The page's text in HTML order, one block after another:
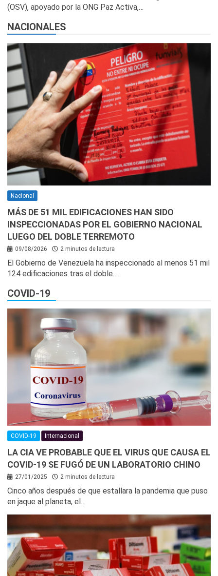
(OSV), apoyado por la ONG Paz Activa,…
NACIONALES
Nacional
MÁS DE 51 MIL EDIFICACIONES HAN SIDO
INSPECCIONADAS POR EL GOBIERNO NACIONAL
LUEGO DEL DOBLE TERREMOTO
09/08/2026 2 minutos de lectura
El Gobierno de Venezuela ha inspeccionado al menos 51 mil
124 edificaciones tras el doble…
COVID-19
COVID-19 Internacional
LA CIA VE PROBABLE QUE EL VIRUS QUE CAUSA EL
COVID-19 SE FUGÓ DE UN LABORATORIO CHINO
27/01/2025 2 minutos de lectura
Cinco años después de que estallara la pandemia que puso
en jaque al planeta, el…